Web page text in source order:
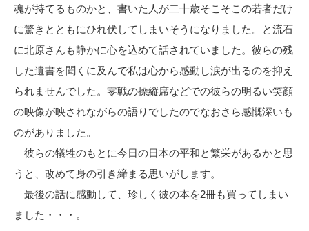
魂が持てるものかと、書いた人が二十歳そこそこの若者だけ
に驚きとともにひれ伏してしまいそうになりました。と流石
に北原さんも静かに心を込めて話されていました。彼らの残
した遺書を聞くに及んで私は心から感動し涙が出るのを抑え
られませんでした。零戦の操縦席などでの彼らの明るい笑顔
の映像が映されながらの語りでしたのでなおさら感慨深いも
のがありました。
彼らの犠牲のもとに今日の日本の平和と繁栄があるかと思
うと、改めて身の引き締まる思いがします。
最後の話に感動して、珍しく彼の本を2冊も買ってしまい
ました・・・。